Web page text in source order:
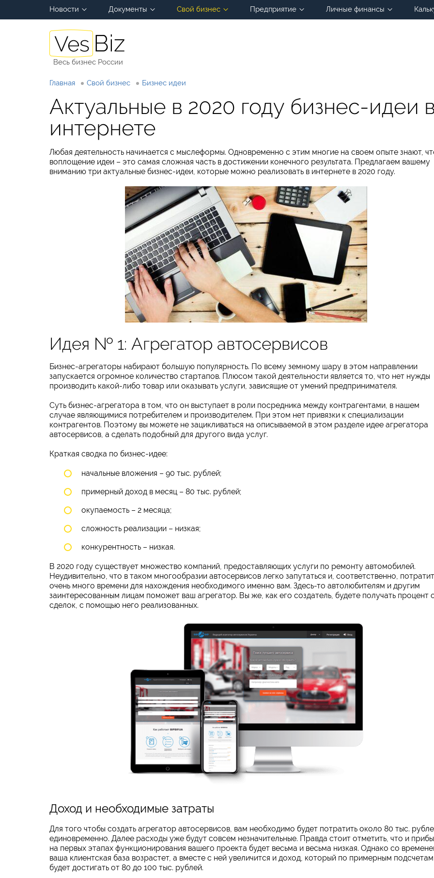
Новости Документы Свой бизнес Предприятие Личные финансы
Весь бизнес России
Главная Свой бизнес Бизнес идеи
Актуальные в 2020 году бизнес-идеи
интернете
Любая деятельность начинается с мыслеформы. Одновременно с этим многие на своем опыте знают,
воплощение идеи – это самая сложная часть в достижении конечного результата. Предлагаем вашему
вниманию три актуальные бизнес-идеи, которые можно реализовать в интернете в 2020 году.
Идея № 1: Агрегатор автосервисов
Бизнес-агрегаторы набирают большую популярность. По всему земному шару в этом направлении
запускается огромное количество стартапов. Плюсом такой деятельности является то, что нет нужды
производить какой-либо товар или оказывать услуги, зависящие от умений предпринимателя.
Суть бизнес-агрегатора в том, что он выступает в роли посредника между контрагентами, в нашем
случае являющимися потребителем и производителем. При этом нет привязки к специализации
контрагентов. Поэтому вы можете не зацикливаться на описываемой в этом разделе идее агрегатора
автосервисов, а сделать подобный для другого вида услуг.
Краткая сводка по бизнес-идее:
начальные вложения – 90 тыс. рублей;
примерный доход в месяц – 80 тыс. рублей;
окупаемость – 2 месяца;
сложность реализации – низкая;
конкурентность – низкая.
В 2020 году существует множество компаний, предоставляющих услуги по ремонту автомобилей.
Неудивительно, что в таком многообразии автосервисов легко запутаться и, соответственно,
очень много времени для нахождения необходимого именно вам. Здесь-то автолюбителям и другим
заинтересованным лицам поможет ваш агрегатор. Вы же, как его создатель, будете получать процент
сделок, с помощью него реализованных.
Доход и необходимые затраты
Для того чтобы создать агрегатор автосервисов, вам необходимо будет потратить около 80 тыс.
единовременно. Далее расходы уже будут совсем незначительные. Правда стоит отметить, что и
на первых этапах функционирования вашего проекта будет весьма и весьма низкая. Однако со
ваша клиентская база возрастет, а вместе с ней увеличится и доход, который по примерным подсчетам
будет достигать от 80 до 100 тыс. рублей.